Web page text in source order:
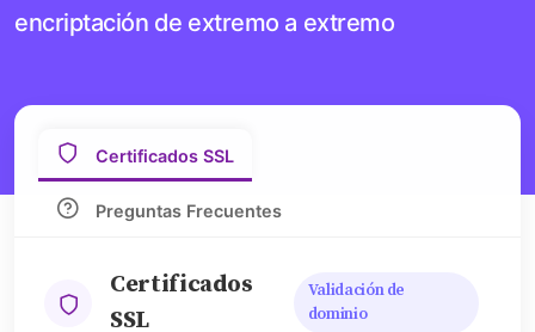
encriptación de extremo a extremo
Certificados SSL
Preguntas Frecuentes
Certificados
SSL
Validación de
dominio